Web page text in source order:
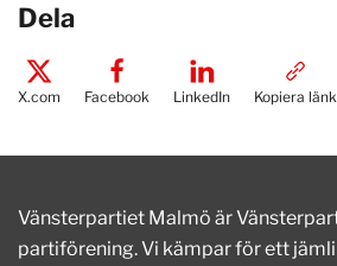
Dela
X.com Facebook LinkedIn Kopiera länk
Vänsterpartiet Malmö är
partiförening. Vi kämpar för ett